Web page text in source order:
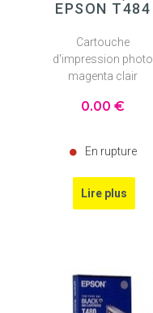
EPSON T484
Cartouche
d'impression photo
magenta clair
0.00 €
En rupture